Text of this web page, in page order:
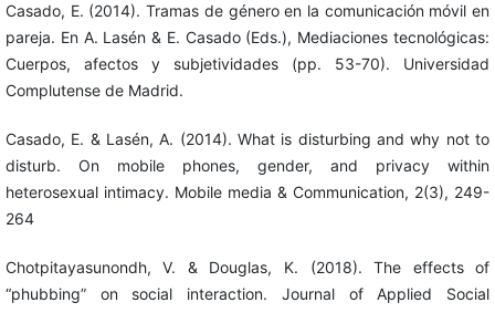
Casado, E. (2014). Tramas de género en la comunicación móvil en
pareja. En A. Lasén & E. Casado (Eds.), Mediaciones tecnológicas:
Cuerpos, afectos y subjetividades (pp. 53-70). Universidad
Complutense de Madrid.
Casado, E. & Lasén, A. (2014). What is disturbing and why not to
disturb. On mobile phones, gender, and privacy within
heterosexual intimacy. Mobile media & Communication, 2(3), 249-
264
Chotpitayasunondh, V. & Douglas, K. (2018). The effects of
“phubbing” on social interaction. Journal of Applied Social